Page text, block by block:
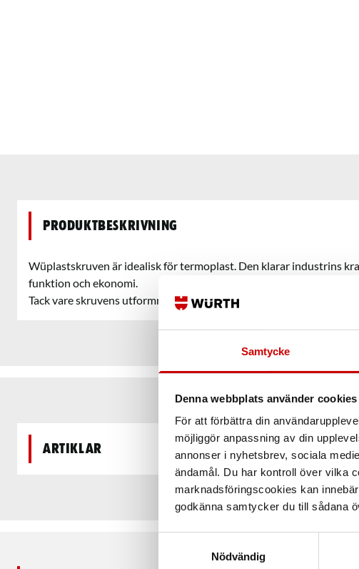
Samtycke
Denna webbplats använder cookies
För att förbättra din
möjliggör anpassning av din
annonser i nyhetsbrev, sociala
ändamål. Du har kontroll över vilka
marknadsföringscookies kan
godkänna samtycker du till sådana
Nödvändig
Produktbeskrivning
Wüplastskruven är idealisk för termoplast. Den klarar industrins
funktion och ekonomi.
Tack vare skruvens utformning får man ett snabbt och enkelt
Artiklar